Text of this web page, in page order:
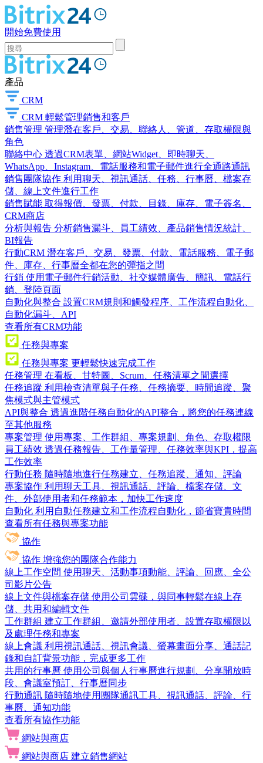
開始免費使用
產品
CRM
CRM 輕鬆管理銷售和客戶
銷售管理 管理潛在客戶、交易、聯絡人、管道、存取權限與
角色
聯絡中心 透過CRM表單、網站Widget、即時聊天、
WhatsApp、Instagram、電話服務和電子郵件進行全通路通訊
銷售團隊協作 利用聊天、視訊通話、任務、行事曆、檔案存
儲、線上文件進行工作
銷售賦能 取得報價、發票、付款、目錄、庫存、電子簽名、
CRM商店
分析與報告 分析銷售漏斗、員工績效、產品銷售情況統計、
BI報告
行動CRM 潛在客戶、交易、發票、付款、電話服務、電子郵
件、庫存、行事曆全都在您的彈指之間
行銷 使用電子郵件行銷活動、社交媒體廣告、簡訊、電話行
銷、登陸頁面
自動化與整合 設置CRM規則和觸發程序、工作流程自動化、
自動化漏斗、API
查看所有CRM功能
任務與專案
任務與專案 更輕鬆快速完成工作
任務管理 在看板、甘特圖、Scrum、任務清單之間選擇
任務追蹤 利用檢查清單與子任務、任務摘要、時間追蹤、聚
焦模式與主管模式
API與整合 透過進階任務自動化的API整合，將您的任務連線
至其他服務
專案管理 使用專案、工作群組、專案規劃、角色、存取權限
員工績效 透過任務報告、工作量管理、任務效率與KPI，提高
工作效率
行動任務 隨時隨地進行任務建立、任務追蹤、通知、評論
專案協作 利用聊天工具、視訊通話、評論、檔案存儲、文
件、外部使用者和任務範本，加快工作速度
自動化 利用自動任務建立和工作流程自動化，節省寶貴時間
查看所有任務與專案功能
協作
協作 增強您的團隊合作能力
線上工作空間 使用聊天、活動事項動能、評論、回應、全公
司影片公告
線上文件與檔案存儲 使用公司雲碟，與同事輕鬆在線上存
儲、共用和編輯文件
工作群組 建立工作群組、邀請外部使用者、設置存取權限以
及處理任務和專案
線上會議 利用視訊通話、視訊會議、螢幕畫面分享、通話記
錄和自訂背景功能，完成更多工作
共用的行事曆 使用公司與個人行事曆進行規劃、分享開放時
段、會議室預訂、行事曆同步
行動通訊 隨時隨地使用團隊通訊工具、視訊通話、評論、行
事曆、通知功能
查看所有協作功能
網站與商店
網站與商店 建立銷售網站